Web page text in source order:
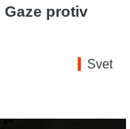
Gaze protiv
Svet